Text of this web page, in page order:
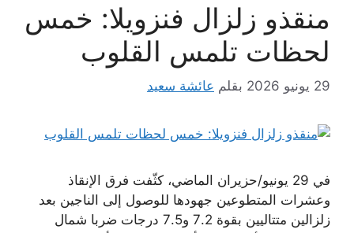
منقذو زلزال فنزويلا: خمس
لحظات تلمس القلوب
29 يونيو 2026 بقلم عائشة سعيد
في 29 يونيو/حزيران الماضي، كثّفت فرق الإنقاذ
وعشرات المتطوعين جهودها للوصول إلى الناجين بعد
زلزالين متتاليين بقوة 7.2 و7.5 درجات ضربا شمال